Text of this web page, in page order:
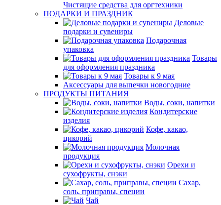
Чистящие средства для оргтехники
ПОДАРКИ И ПРАЗДНИК
Деловые
подарки и сувениры
Подарочная
упаковка
Товары
для оформления праздника
Товары к 9 мая
Аксессуары для выпечки новогодние
ПРОДУКТЫ ПИТАНИЯ
Воды, соки, напитки
Кондитерские
изделия
Кофе, какао,
цикорий
Молочная
продукция
Орехи и
сухофрукты, снэки
Сахар,
соль, приправы, специи
Чай